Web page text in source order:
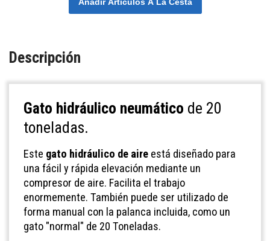
Descripción
Gato hidráulico neumático de 20
toneladas.
Este gato hidráulico de aire está diseñado para
una fácil y rápida elevación mediante un
compresor de aire. Facilita el trabajo
enormemente. También puede ser utilizado de
forma manual con la palanca incluida, como un
gato "normal" de 20 Toneladas.